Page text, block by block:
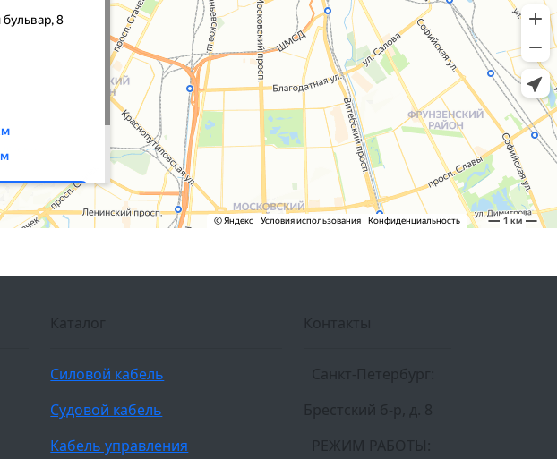
Каталог
Силовой кабель
Судовой кабель
Кабель управления
Контакты
Санкт-Петербург:
Брестский б-р, д. 8
РЕЖИМ РАБОТЫ: